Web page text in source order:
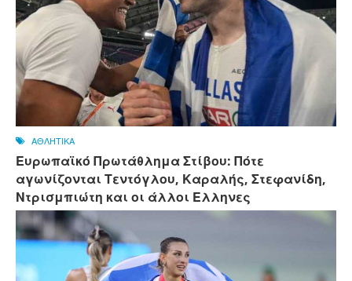
ΑΘΛΗΤΙΚΑ
Ευρωπαϊκό Πρωτάθλημα Στίβου: Πότε
αγωνίζονται Τεντόγλου, Καραλής, Στεφανίδη,
Ντρισμπιώτη και οι άλλοι Ελληνες